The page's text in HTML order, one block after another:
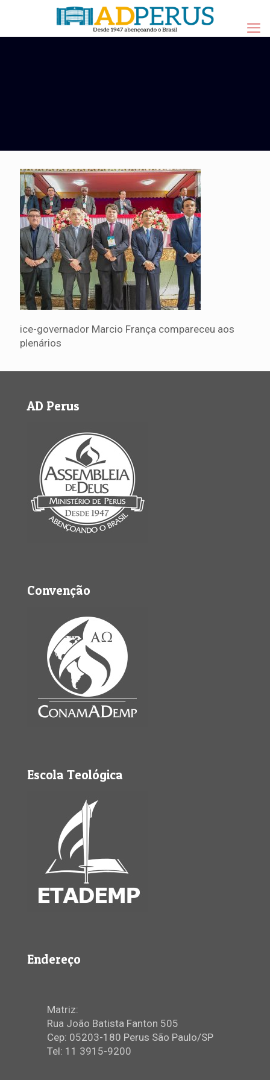
ice-governador Marcio França compareceu aos
plenários
AD Perus
Convenção
Escola Teológica
Endereço
Matriz:
Rua João Batista Fanton 505
Cep: 05203-180 Perus São Paulo/SP
Tel: 11 3915-9200